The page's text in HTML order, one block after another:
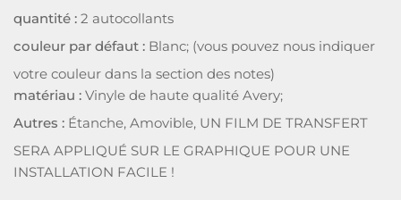
quantité : 2 autocollants
couleur par défaut : Blanc; (vous pouvez nous indiquer
votre couleur dans la section des notes)
matériau : Vinyle de haute qualité Avery;
Autres : Étanche, Amovible, UN FILM DE TRANSFERT
SERA APPLIQUÉ SUR LE GRAPHIQUE POUR UNE
INSTALLATION FACILE !